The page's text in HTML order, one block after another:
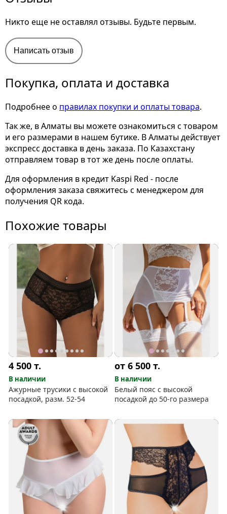
Никто еще не оставлял отзывы. Будьте первым.
Написать отзыв
Покупка, оплата и доставка
Подробнее о правилах покупки и оплаты товара.
Так же, в Алматы вы можете ознакомиться с товаром
и его размерами в нашем бутике. В Алматы действует
экспресс доставка в день заказа. По Казахстану
отправляем товар в тот же день после оплаты.
Для оформления в кредит Kaspi Red - после
оформления заказа свяжитесь с менеджером для
получения QR кода.
Похожие товары
4 500т.
В наличии
Ажурные трусики с высокой
посадкой, разм. 52-54
от 6 500т.
В наличии
Белый пояс с высокой
посадкой до 50-го размера